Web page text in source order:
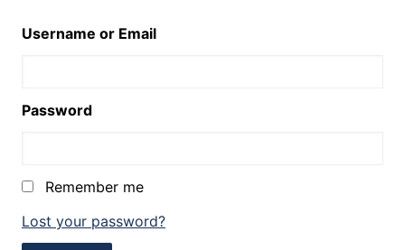
Username or Email
Password
Remember me
Lost your password?